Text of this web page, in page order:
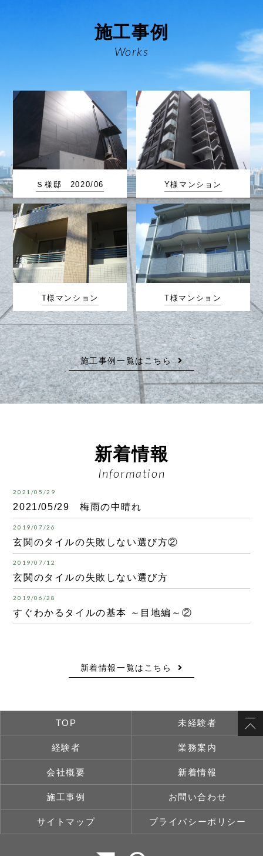
施工事例
Works
Ｓ様邸 2020/06 Y様マンション
T様マンション T様マンション
施工事例一覧はこちら
新着情報
Information
2021/05/29
2021/05/29 梅雨の中晴れ
2019/07/26
玄関のタイルの失敗しない選び方②
2019/07/12
玄関のタイルの失敗しない選び方
2019/06/28
すぐわかるタイルの基本 ～目地編～②
新着情報一覧はこちら
TOP 未経験者
経験者 業務案内
会社概要 新着情報
施工事例 お問い合わせ
サイトマップ プライバシーポリシー